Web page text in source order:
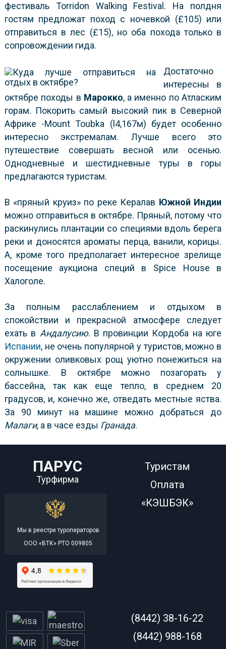
фестиваль Torridon Walking Festival. На полдня
гостям предложат поход с ночевкой (£105) или
отправиться в лес (£15), но оба похода только в
сопровождении гида.
Достаточно
интересны в
октябре походы в Марокко, а именно по Атласким
горам. Покорить самый высокий пик в Северной
Африке -Mount Toubka (l4,167м) будет особенно
интересно экстремалам. Лучше всего это
путешествие совершать весной или осенью.
Однодневные и шестидневные туры в горы
предлагаются туристам.
В «пряный круиз» по реке Кералав Южной Индии
можно отправиться в октябре. Пряный, потому что
раскинулись плантации со специями вдоль берега
реки и доносятся ароматы перца, ванили, корицы.
А, кроме того предполагает интересное зрелище
посещение аукциона специй в Spice House в
Халоголе.
За полным расслаблением и отдыхом в
спокойствии и прекрасной атмосфере следует
ехать в Андалусию. В провинции Кордоба на юге
Испании, не очень популярной у туристов, можно в
окружении оливковых рощ уютно понежиться на
солнышке. В октябре можно позагорать у
бассейна, так как еще тепло, в среднем 20
градусов, и, конечно же, отведать местные яства.
За 90 минут на машине можно добраться до
Малаги, а в часе езды Гранада.
ПАРУС
Турфирма
Мы в реестре туроператоров
ООО «ВТК» РТО 009805
Туристам
Оплата
«КЭШБЭК»
(8442) 38-16-22
(8442) 988-168